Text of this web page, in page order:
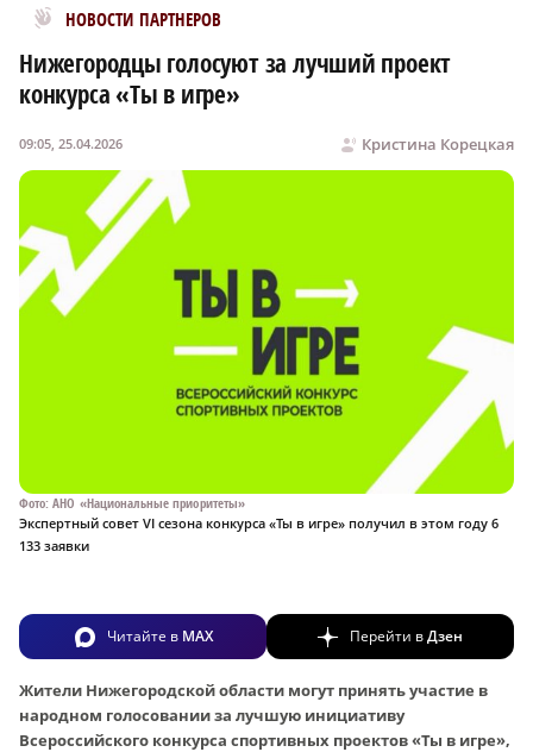
НОВОСТИ ПАРТНЕРОВ
Новости МирТесен
Нижегородцы голосуют за лучший проект
конкурса «Ты в игре»
Кристина Корецкая
09:05, 25.04.2026
Фото: АНО «Национальные приоритеты»
Экспертный совет VI сезона конкурса «Ты в игре» получил в этом году 6
133 заявки
Читайте в MAX Перейти вДзен
Жители Нижегородской области могут принять участие в
народном голосовании за лучшую инициативу
Всероссийского конкурса спортивных проектов «Ты в игре»,